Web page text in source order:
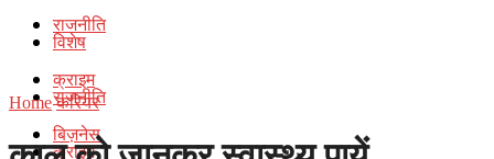
राजनीति
क्राइम
बिज़नेस
विशेष
राजनीति
क्राइम
Home करियर